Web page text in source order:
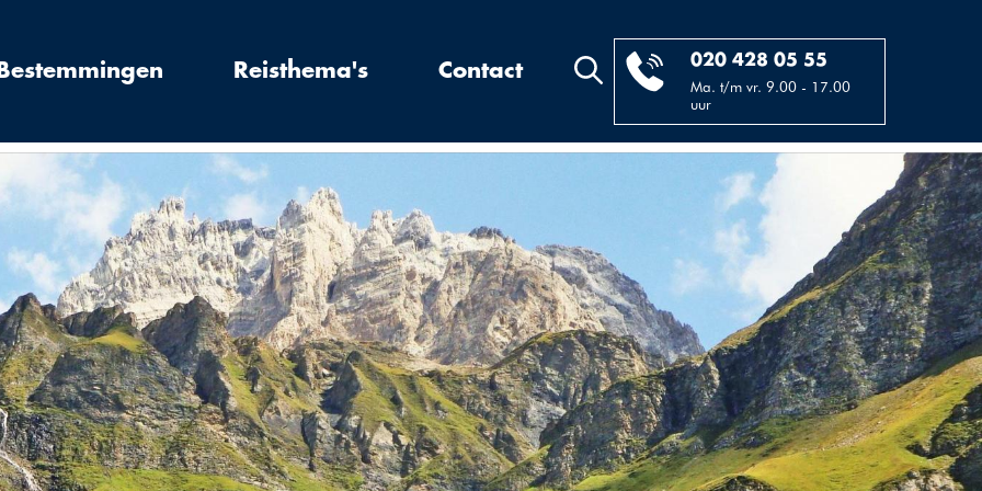
020 428 05 55
Ma. t/m vr. 9.00 - 17.00
uur
Reisthema's Contact